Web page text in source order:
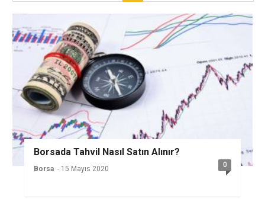
Borsada Tahvil Nasıl Satın Alınır?
Borsa - 15 Mayıs 2020 0